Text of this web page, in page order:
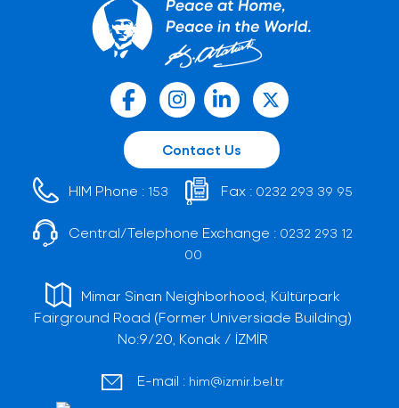
Contact Us
HIM Phone : 153 Fax : 0232 293 39 95
Central/Telephone Exchange : 0232 293 12
00
Mimar Sinan Neighborhood, Kültürpark
Fairground Road (Former Universiade Building)
No:9/20, Konak / İZMİR
E-mail : him@izmir.bel.tr